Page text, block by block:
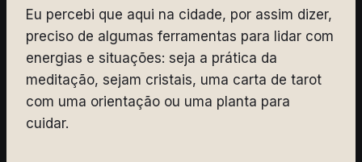
Eu percebi que aqui na cidade, por assim dizer,
preciso de algumas ferramentas para lidar com
energias e situações: seja a prática da
meditação, sejam cristais, uma carta de tarot
com uma orientação ou uma planta para
cuidar.